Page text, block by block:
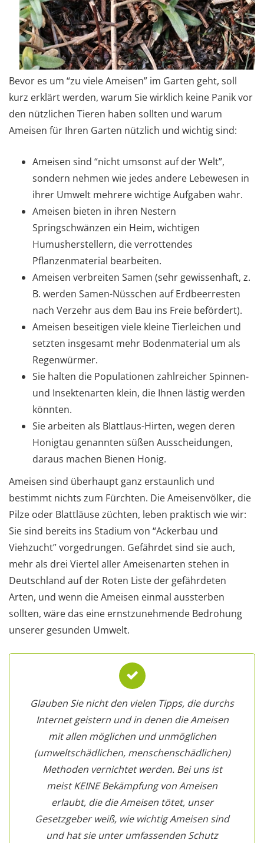
Bevor es um “zu viele Ameisen” im Garten geht, soll
kurz erklärt werden, warum Sie wirklich keine Panik vor
den nützlichen Tieren haben sollten und warum
Ameisen für Ihren Garten nützlich und wichtig sind:
Ameisen sind “nicht umsonst auf der Welt”,
sondern nehmen wie jedes andere Lebewesen in
ihrer Umwelt mehrere wichtige Aufgaben wahr.
Ameisen bieten in ihren Nestern
Springschwänzen ein Heim, wichtigen
Humusherstellern, die verrottendes
Pflanzenmaterial bearbeiten.
Ameisen verbreiten Samen (sehr gewissenhaft, z.
B. werden Samen-Nüsschen auf Erdbeerresten
nach Verzehr aus dem Bau ins Freie befördert).
Ameisen beseitigen viele kleine Tierleichen und
setzten insgesamt mehr Bodenmaterial um als
Regenwürmer.
Sie halten die Populationen zahlreicher Spinnen-
und Insektenarten klein, die Ihnen lästig werden
könnten.
Sie arbeiten als Blattlaus-Hirten, wegen deren
Honigtau genannten süßen Ausscheidungen,
daraus machen Bienen Honig.
Ameisen sind überhaupt ganz erstaunlich und
bestimmt nichts zum Fürchten. Die Ameisenvölker, die
Pilze oder Blattläuse züchten, leben praktisch wie wir:
Sie sind bereits ins Stadium von “Ackerbau und
Viehzucht” vorgedrungen. Gefährdet sind sie auch,
mehr als drei Viertel aller Ameisenarten stehen in
Deutschland auf der Roten Liste der gefährdeten
Arten, und wenn die Ameisen einmal aussterben
sollten, wäre das eine ernstzunehmende Bedrohung
unserer gesunden Umwelt.
Glauben Sie nicht den vielen Tipps, die durchs
Internet geistern und in denen die Ameisen
mit allen möglichen und unmöglichen
(umweltschädlichen, menschenschädlichen)
Methoden vernichtet werden. Bei uns ist
meist KEINE Bekämpfung von Ameisen
erlaubt, die die Ameisen tötet, unser
Gesetzgeber weiß, wie wichtig Ameisen sind
und hat sie unter umfassenden Schutz